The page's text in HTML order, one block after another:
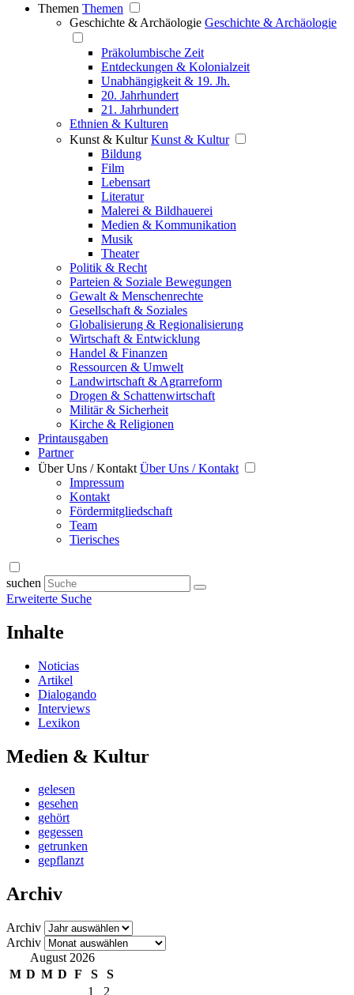
Themen Themen
Geschichte & Archäologie Geschichte & Archäologie
Präkolumbische Zeit
Entdeckungen & Kolonialzeit
Unabhängigkeit & 19. Jh.
20. Jahrhundert
21. Jahrhundert
Ethnien & Kulturen
Kunst & Kultur Kunst & Kultur
Bildung
Film
Lebensart
Literatur
Malerei & Bildhauerei
Medien & Kommunikation
Musik
Theater
Politik & Recht
Parteien & Soziale Bewegungen
Gewalt & Menschenrechte
Gesellschaft & Soziales
Globalisierung & Regionalisierung
Wirtschaft & Entwicklung
Handel & Finanzen
Ressourcen & Umwelt
Landwirtschaft & Agrarreform
Drogen & Schattenwirtschaft
Militär & Sicherheit
Kirche & Religionen
Printausgaben
Partner
Über Uns / Kontakt Über Uns / Kontakt
Impressum
Kontakt
Fördermitgliedschaft
Team
Tierisches
suchen
Erweiterte Suche
Inhalte
Noticias
Artikel
Dialogando
Interviews
Lexikon
Medien & Kultur
gelesen
gesehen
gehört
gegessen
getrunken
gepflanzt
Archiv
Archiv
Archiv
August 2026
M D M D F S
S
1
2